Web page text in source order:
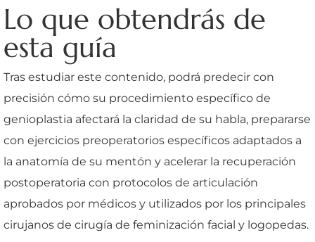
Lo que obtendrás de
esta guía
Tras estudiar este contenido, podrá predecir con
precisión cómo su procedimiento específico de
genioplastia afectará la claridad de su habla, prepararse
con ejercicios preoperatorios específicos adaptados a
la anatomía de su mentón y acelerar la recuperación
postoperatoria con protocolos de articulación
aprobados por médicos y utilizados por los principales
cirujanos de cirugía de feminización facial y logopedas.